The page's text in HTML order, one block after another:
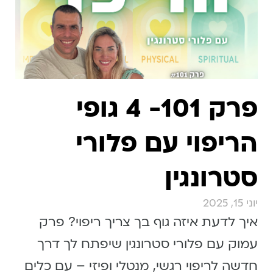
פרק 101- 4 גופי
הריפוי עם פלורי
סטרונגין
יוני 15, 2025
איך לדעת איזה גוף בך צריך ריפוי? פרק
עמוק עם פלורי סטרונגין שיפתח לך דרך
חדשה לריפוי רגשי, מנטלי ופיזי – עם כלים